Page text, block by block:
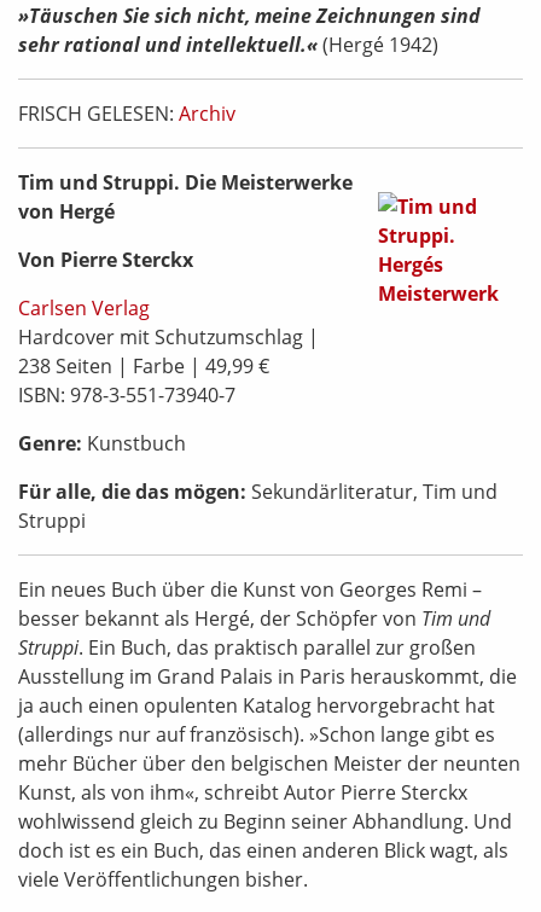
»Täuschen Sie sich nicht, meine Zeichnungen sind
sehr rational und intellektuell.«(Hergé 1942)
FRISCH GELESEN: Archiv
Tim und Struppi. Die Meisterwerke
von Hergé
Von Pierre Sterckx
Carlsen Verlag
Hardcover mit Schutzumschlag |
238 Seiten | Farbe | 49,99 €
ISBN: 978-3-551-73940-7
Genre: Kunstbuch
Für alle, die das mögen: Sekundärliteratur, Tim und
Struppi
Ein neues Buch über die Kunst von Georges Remi –
besser bekannt als Hergé, der Schöpfer von Tim und
Struppi. Ein Buch, das praktisch parallel zur großen
Ausstellung im Grand Palais in Paris herauskommt, die
ja auch einen opulenten Katalog hervorgebracht hat
(allerdings nur auf französisch). »Schon lange gibt es
mehr Bücher über den belgischen Meister der neunten
Kunst, als von ihm«, schreibt Autor Pierre Sterckx
wohlwissend gleich zu Beginn seiner Abhandlung. Und
doch ist es ein Buch, das einen anderen Blick wagt, als
viele Veröffentlichungen bisher.